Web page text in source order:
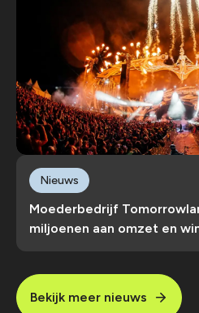
Moederbedrijf
miljoenen aan omzet en
Nieuws
Bekijk meer nieuws